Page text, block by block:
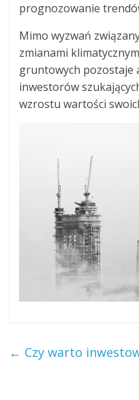
prognozowanie
Mimo wyzwań
zmianami
gruntowych pozostaje
inwestorów
wzrostu wartości
← Czy warto